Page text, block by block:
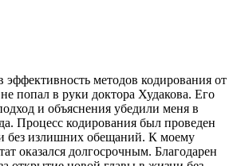
эффективность методов кодирования от
попал в руки доктора Худакова. Его
и объяснения убедили меня в
Процесс кодирования был проведен
без излишних обещаний. К моему
оказался долгосрочным. Благодарен